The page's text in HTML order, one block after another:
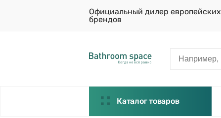
Официальный дилер европейских
брендов
Каталог товаров